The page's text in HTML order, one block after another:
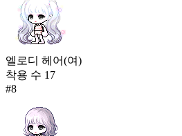
엘로디 헤어(여)
착용 수 17
#8